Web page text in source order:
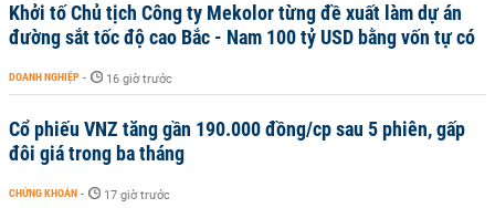
Khởi tố Chủ tịch Công ty Mekolor từng đề xuất làm dự án
đường sắt tốc độ cao Bắc - Nam 100 tỷ USD bằng vốn tự có
DOANH NGHIỆP - 16 giờ trước
Cổ phiếu VNZ tăng gần 190.000 đồng/cp sau 5 phiên, gấp
đôi giá trong ba tháng
CHỨNG KHOÁN - 17 giờ trước